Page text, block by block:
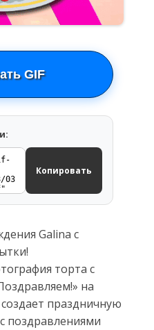
GIF
Копировать
Galina с
торта с
на
праздничную
поздравлениями